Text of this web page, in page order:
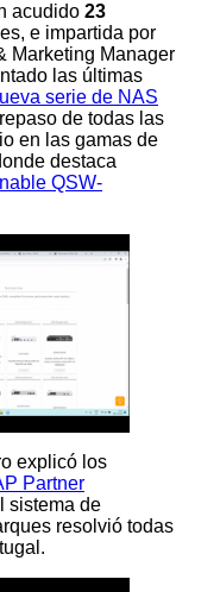
acudido 23
e impartida por
Marketing Manager
las últimas
serie de NAS
de todas las
en las gamas de
destaca
QSW-
explicó los
Partner
sistema de
resolvió todas